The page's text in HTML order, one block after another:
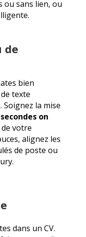
ou sans lien, ou
de
bien
texte
la mise
on
votre
alignez les
de poste ou
dans un CV.